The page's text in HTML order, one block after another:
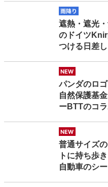
遮熱・遮光
のドイツ
つける日差
パンダのロ
自然保護基
ーBTTのコ
普通サイズ
トに持ち歩
自動車のシ